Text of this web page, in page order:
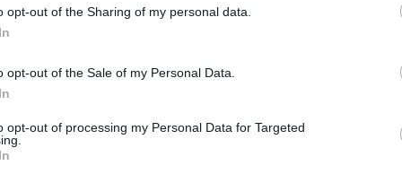
opt-out of the Sharing of my personal data.
opt-out of the Sale of my Personal Data.
opt-out of processing my Personal Data for Targeted
kapunk a vállalkozótól, hogy a számla milyen
és még sincs benne az állami költségvetésben,
ez egy befejezés előtt álló beruházás volt".
a helyzet a Budapest-Belgrád idei számláinál
a "legdurvább, az az autópálya-koncesszió kérdése".
koncesszor havi rendelkezésre állási díjat
az autópályák működtetése és fejlesztése.
évre szól.
Tanár Úr